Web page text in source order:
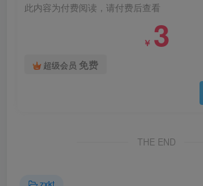
此内容为付费阅读，请付费后查看
￥ 3
超级会员 免费
THE END